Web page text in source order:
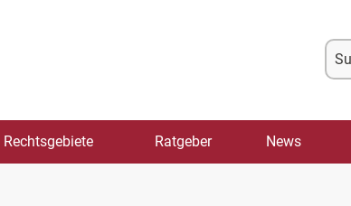
Rechtsgebiete Ratgeber News